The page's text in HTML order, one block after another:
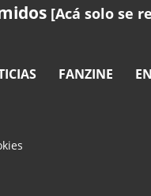
[Acá solo se
FANZINE